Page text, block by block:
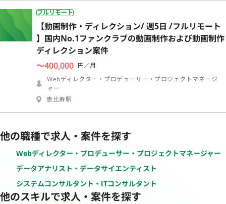
フルリモート
【動画制作・ディレクション/ 週5日 /フルリモート
】国内No.1ファンクラブの動画制作および動画制作
ディレクション案件
〜400,000 円／月
Webディレクター・プロデューサー・プロジェクトマネージ
ャー
恵比寿駅
他の職種で求人・案件を探す
Webディレクター・プロデューサー・プロジェクトマネージャー
データアナリスト・データサイエンティスト
システムコンサルタント・ITコンサルタント
他のスキルで求人・案件を探す